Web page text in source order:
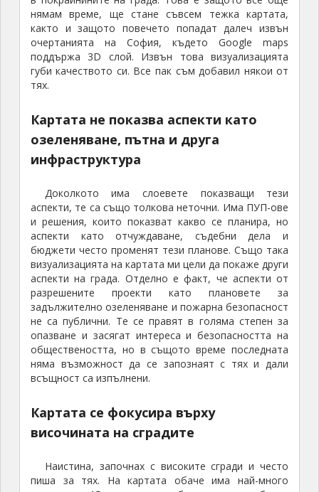
нямам време, ще стане съвсем тежка картата,
както и защото повечето попадат далеч извън
очертанията на София, където Google maps
поддържа 3D слой. Извън това визуализацията
губи качеството си. Все пак съм добавил някои от
тях.
Картата не показва аспекти като
озеленяване, пътна и друга
инфраструктура
Доколкото има слоевете показващи тези
аспекти, те са също толкова неточни. Има ПУП-ове
и решения, които показват какво се планира, но
аспекти като отчуждаване, съдебни дела и
бюджети често променят тези планове. Също така
визуализацията на картата ми цели да покаже други
аспекти на града. Отделно е факт, че аспекти от
разрешените проекти като плановете за
задължително озеленяване и пожарна безопасност
не са публични. Те се правят в голяма степен за
опазване и засягат интереса и безопасността на
обществеността, но в същото време последната
няма възможност да се запознаят с тях и дали
всъщност са изпълнени.
Картата се фокусира върху
височината на сградите
Наистина, започнах с високите сгради и често
пиша за тях. На картата обаче има най-много